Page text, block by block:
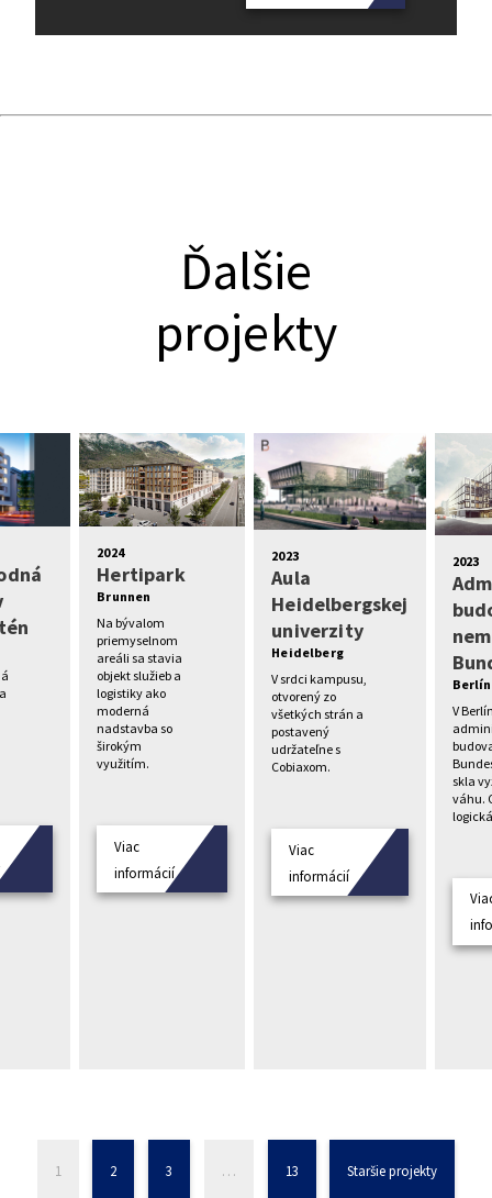
Ďalšie
projekty
2024
Hertipark
Brunnen
Na bývalom
priemyselnom
areáli sa stavia
objekt služieb a
logistiky ako
moderná
nadstavba so
širokým
využitím.
Viac
informácií
2023
Aula
Heidelbergskej
univerzity
Heidelberg
V srdci kampusu,
otvorený zo
všetkých strán a
postavený
udržateľne s
Cobiaxom.
Viac
informácií
2023
Berlín
V
skla
váhu.
1 2 3 … 13 Staršie projekty